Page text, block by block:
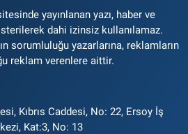
yayınlanan yazı, haber ve
dahi izinsiz kullanılamaz.
sorumluluğu yazarlarına, reklamların
reklam verenlere aittir.
Kıbrıs Caddesi, No: 22, Ersoy İş
Kat:3, No: 13